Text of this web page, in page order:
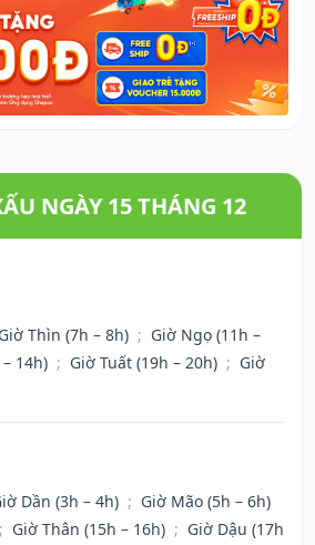
NGÀY 15 THÁNG 12
Giờ Thìn (7h – 8h) ; Giờ Ngọ (11h –
14h) ; Giờ Tuất (19h – 20h) ; Giờ
Dần (3h – 4h) ; Giờ Mão (5h – 6h)
; Giờ Thân (15h – 16h) ; Giờ Dậu (17h